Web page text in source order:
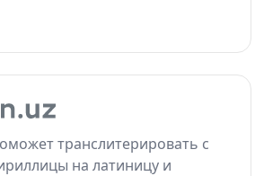
транслитерировать с
на латиницу и